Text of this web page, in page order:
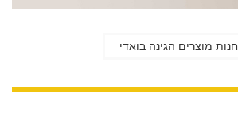
חנות מוצרים הגינה בואדי